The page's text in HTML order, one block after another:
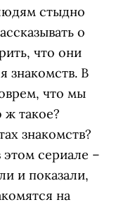
стыдно
о
что они
знакомств. В
что мы
ж такое?
знакомств?
этом сериале –
и показали,
на